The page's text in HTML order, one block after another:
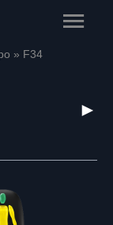
Main
F34
►